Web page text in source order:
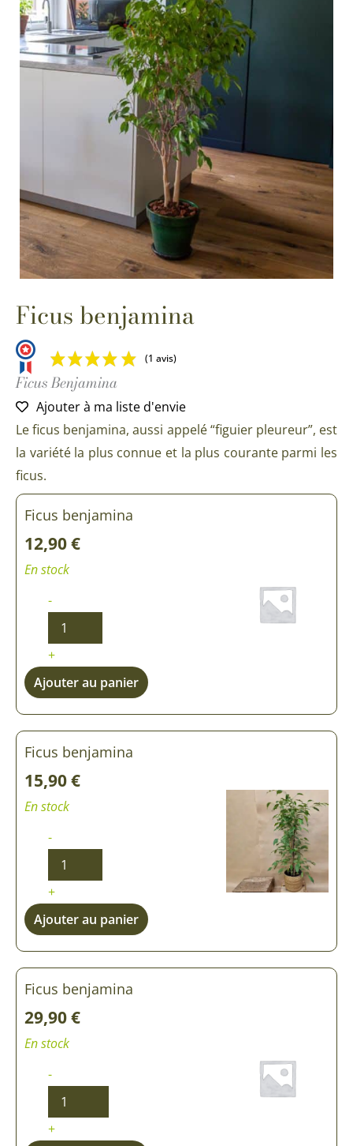
Ficus benjamina
(1 avis)
Ficus Benjamina
Ajouter à ma liste d'envie
Le ficus benjamina, aussi appelé “figuier pleureur”, est
la variété la plus connue et la plus courante parmi les
ficus.
Ficus benjamina
12,90€
En stock
-
de
benjamina
+
Ajouter au panier
Ficus benjamina
15,90€
En stock
-
de
benjamina
+
Ajouter au panier
Ficus benjamina
29,90€
En stock
-
de
benjamina
+